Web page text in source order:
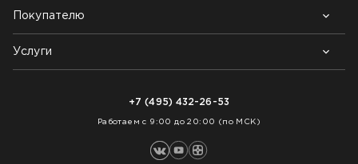
Почему выбирают нас
Контакты
Блог
Покупателю
Возврат товара
Как заказать
Услуги
+7 (495) 432-26-53
Работаем с 9:00 до 20:00 (по МСК)